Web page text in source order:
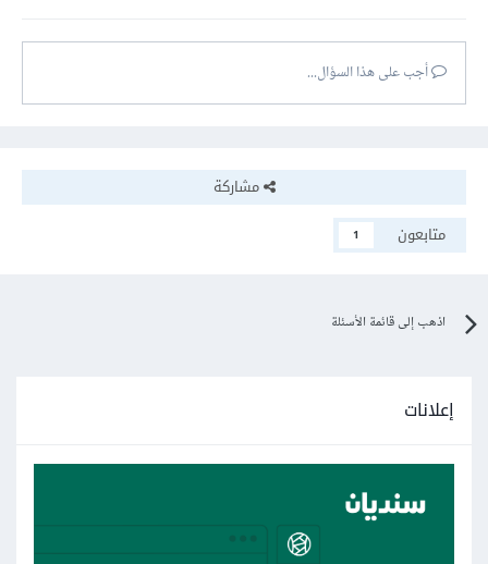
أجب على هذا السؤال...
مشاركة
متابعون
1
اذهب إلى قائمة الأسئلة
إعلانات